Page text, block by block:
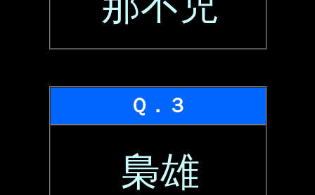
Ｑ．３
梟雄